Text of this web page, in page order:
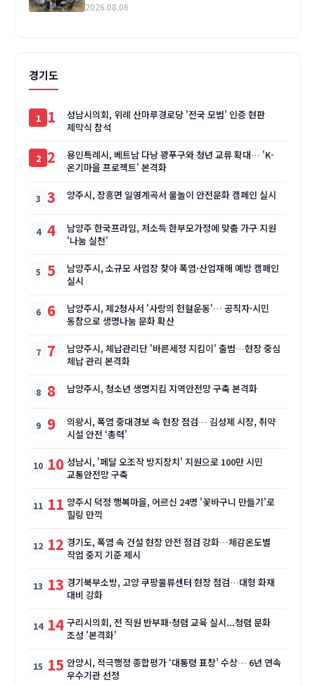
2026.08.06
경기도
1
성남시의회, 위례 산마루경로당 '전국 모범' 인증 현판
제막식 참석
2
용인특례시, 베트남 다낭 꽝푸구와 청년 교류 확대… 'K-
온기마을 프로젝트' 본격화
3 양주시, 장흥면 일영계곡서 물놀이 안전문화 캠페인 실시
4
남양주 한국프라임, 저소득 한부모가정에 맞춤 가구 지원
'나눔 실천'
5
남양주시, 소규모 사업장 찾아 폭염·산업재해 예방 캠페인
실시
6
남양주시, 제2청사서 '사랑의 헌혈운동'… 공직자·시민
동참으로 생명나눔 문화 확산
7
남양주시, 체납관리단 '바른세정 지킴이' 출범…현장 중심
체납 관리 본격화
8 남양주시, 청소년 생명지킴 지역안전망 구축 본격화
9
의왕시, 폭염 중대경보 속 현장 점검… 김성제 시장, 취약
시설 안전 ‘총력’
10 성남시, '페달 오조작 방지장치' 지원으로 100만 시민
교통안전망 구축
11 양주시 덕정 행복마을, 어르신 24명 '꽃바구니 만들기'로
힐링 만끽
12 경기도, 폭염 속 건설 현장 안전 점검 강화…체감온도별
작업 중지 기준 제시
13 경기북부소방, 고양 쿠팡물류센터 현장 점검…대형 화재
대비 강화
14 구리시의회, 전 직원 반부패·청렴 교육 실시...청렴 문화
조성 '본격화'
15 안양시, 적극행정 종합평가 ‘대통령 표창’ 수상… 6년 연속
우수기관 선정